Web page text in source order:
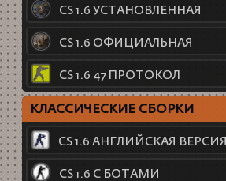
CS 1.6 УСТАНОВЛЕННАЯ
CS 1.6 ОФИЦИАЛЬНАЯ
CS 1.6 47 ПРОТОКОЛ
КЛАССИЧЕСКИЕ СБОРКИ
CS 1.6 АНГЛИЙСКАЯ ВЕРСИЯ
CS 1.6 С БОТАМИ